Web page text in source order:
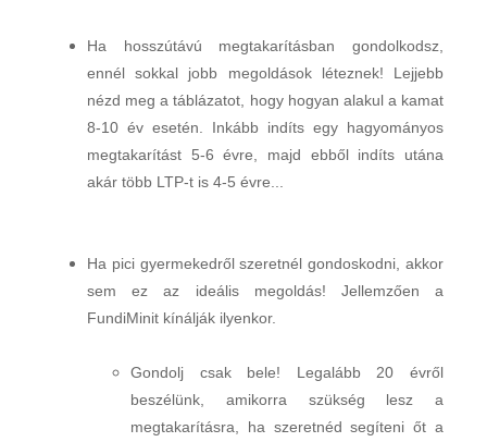
Ha hosszútávú megtakarításban gondolkodsz,
ennél sokkal jobb megoldások léteznek! Lejjebb
nézd meg a táblázatot, hogy hogyan alakul a kamat
8-10 év esetén. Inkább indíts egy hagyományos
megtakarítást 5-6 évre, majd ebből indíts utána
akár több LTP-t is 4-5 évre...
Ha pici gyermekedről szeretnél gondoskodni, akkor
sem ez az ideális megoldás! Jellemzően a
FundiMinit kínálják ilyenkor.
Gondolj csak bele! Legalább 20 évről
beszélünk, amikorra szükség lesz a
megtakarításra, ha szeretnéd segíteni őt a